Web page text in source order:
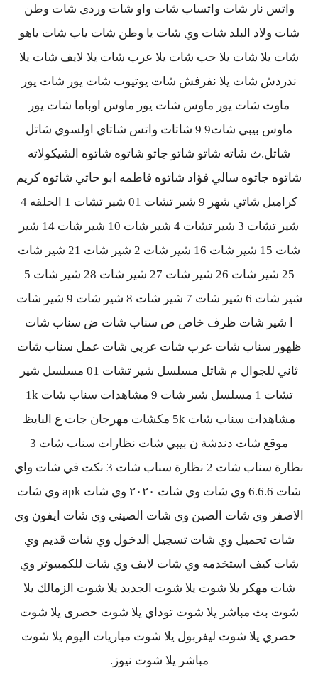
واتس نار شات واتساب شات واو شات وردى شات وطن
شات ولاد البلد شات وي شات يا وطن شات ياب شات ياهو
شات يلا شات يلا حب شات يلا عرب شات يلا لايف شات يلا
ندردش شات يلا نفرفش شات يوتيوب شات يور شات يور
ماوث شات يور ماوس شات يور ماوس اوباما شات يور
ماوس بيبي شات9 9 شاتات واتس شاتاي اولسوي شاتل
شاتل.ث شاته شاتو شاتو جاتو شاتوه شاتوه الشيكولاته
شاتوه جاتوه سالي فؤاد شاتوه فاطمه ابو حاتي شاتوه كريم
كراميل شاتي شهر 9 شير تشات 01 شير تشات 1 الحلقه 4
شير تشات 3 شير تشات 4 شير شات 10 شير شات 14 شير
شات 15 شير شات 16 شير شات 2 شير شات 21 شير شات
25 شير شات 26 شير شات 27 شير شات 28 شير شات 5
شير شات 6 شير شات 7 شير شات 8 شير شات 9 شير شات
ا شير شات ظرف خاص ص سناب شات ض سناب شات
ظهور سناب شات عرب شات عربي شات عمل سناب شات
ثاني للجوال م شاتل مسلسل شير تشات 01 مسلسل شير
تشات 1 مسلسل شير شات 9 مشاهدات سناب شات 1k
مشاهدات سناب شات 5k مكشات مهرجان جات ع البايظ
موقع شات دندشة ن بيبي شات نظارات سناب شات 3
نظارة سناب شات 2 نظارة سناب شات 3 نكت في شات واي
شات 6.6.6 وي شات وي شات ٢٠٢٠ وي شات apk وي شات
الاصفر وي شات الصين وي شات الصيني وي شات ايفون وي
شات تحميل وي شات تسجيل الدخول وي شات قديم وي
شات كيف استخدمه وي شات لايف وي شات للكمبيوتر وي
شات مهكر يلا شوت يلا شوت الجديد يلا شوت الزمالك يلا
شوت بث مباشر يلا شوت توداي يلا شوت حصرى يلا شوت
حصري يلا شوت ليفربول يلا شوت مباريات اليوم يلا شوت
مباشر يلا شوت نيوز.